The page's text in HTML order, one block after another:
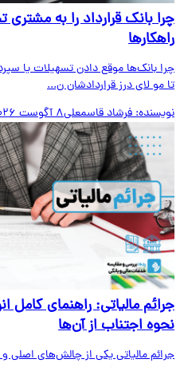
بانک قرارداد را به مشتری
بانک‌ها موقع دادن تسهیلات یا
مو لای درز قراردادشان ن...
فرشاد قاسمعلی8 آگوست 2026
مالیاتی: راهنمای کامل
اجتناب از آن‌ها
مالیاتی یکی از چالش‌های اصلی و